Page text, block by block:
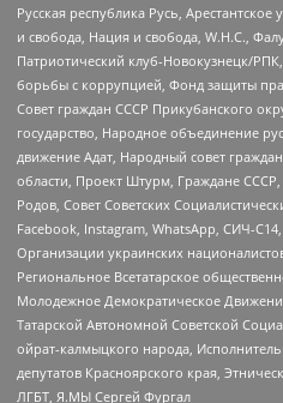
Русская республика Русь,
и свобода, Нация и свобода, W.H.С.,
Патриотический клуб-Новокузнецк/
борьбы с коррупцией, Фонд защиты
Совет граждан СССР Прикубанского
государство, Народное объединение
движение Адат, Народный совет
области, Проект Штурм, Граждане
Родов, Совет Советских
Facebook, Instagram, WhatsApp, СИЧ-
Организации украинских
Региональное Всетатарское
Молодежное Демократическое
Татарской Автономной Советской
ойрат-калмыцкого народа,
депутатов Красноярского края,
ЛГБТ, Я.МЫ Сергей Фургал